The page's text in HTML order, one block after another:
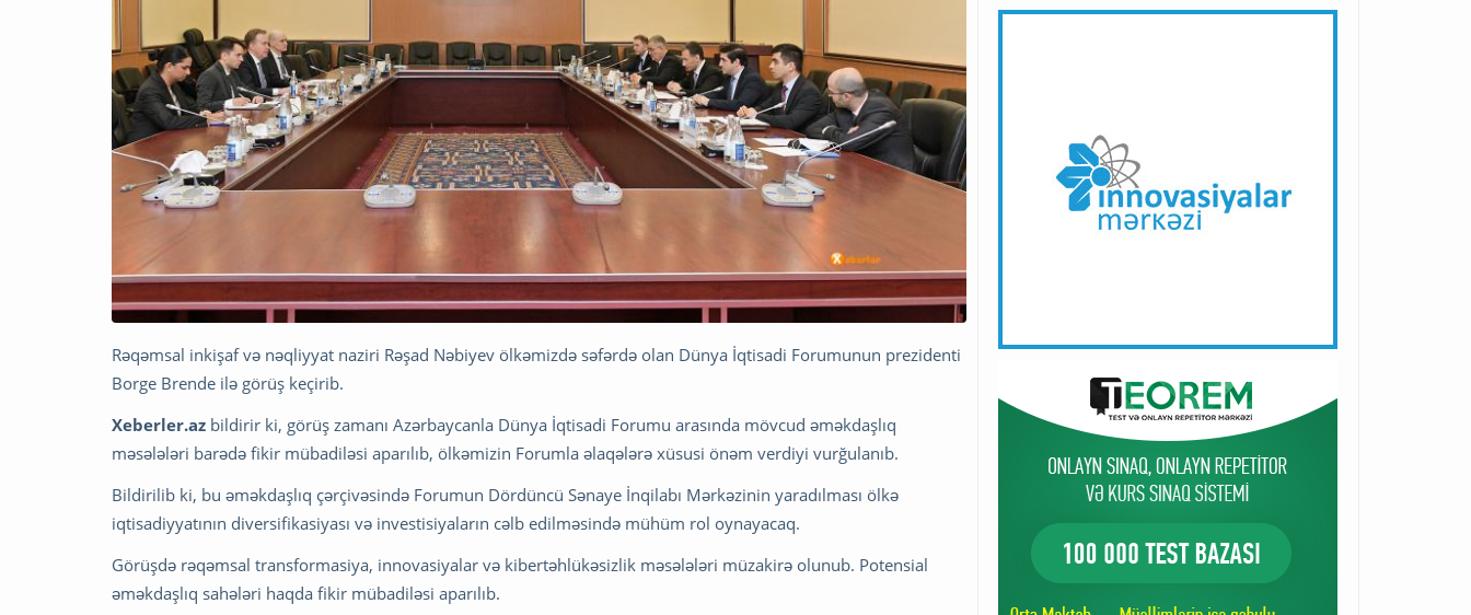
Rəqəmsal inkişaf və nəqliyyat naziri Rəşad Nəbiyev ölkəmizdə səfərdə olan Dünya İqtisadi Forumunun prezidenti
Borge Brende ilə görüş keçirib.
Xeberler.az bildirir ki, görüş zamanı Azərbaycanla Dünya İqtisadi Forumu arasında mövcud əməkdaşlıq
məsələləri barədə fikir mübadiləsi aparılıb, ölkəmizin Forumla əlaqələrə xüsusi önəm verdiyi vurğulanıb.
Bildirilib ki, bu əməkdaşlıq çərçivəsində Forumun Dördüncü Sənaye İnqilabı Mərkəzinin yaradılması ölkə
iqtisadiyyatının diversifikasiyası və investisiyaların cəlb edilməsində mühüm rol oynayacaq.
Görüşdə rəqəmsal transformasiya, innovasiyalar və kibertəhlükəsizlik məsələləri müzakirə olunub. Potensial
əməkdaşlıq sahələri haqda fikir mübadiləsi aparılıb.